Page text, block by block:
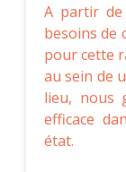
A partir
besoins de
pour cette
au sein de
lieu, nous
efficace
état.